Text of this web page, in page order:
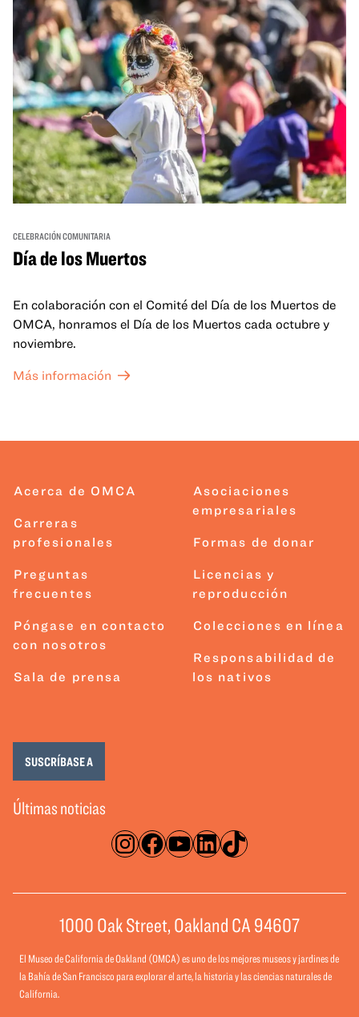
CELEBRACIÓN COMUNITARIA
Día de los Muertos
En colaboración con el Comité del Día de los Muertos de
OMCA, honramos el Día de los Muertos cada octubre y
noviembre.
Más información
Acerca de OMCA
Carreras
profesionales
Preguntas
frecuentes
Póngase en contacto
con nosotros
Sala de prensa
Asociaciones
empresariales
Formas de donar
Licencias y
reproducción
Colecciones en línea
Responsabilidad de
los nativos
Instagram
Facebook
YouTube
LinkedIn
TikTok
Últimas noticias
SUSCRÍBASE A
1000 Oak Street, Oakland CA 94607
El Museo de California de Oakland (OMCA) es uno de los mejores museos y jardines de
la Bahía de San Francisco para explorar el arte, la historia y las ciencias naturales de
California.